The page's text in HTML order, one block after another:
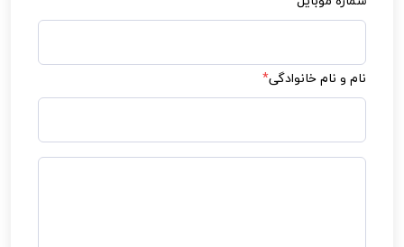
نام و نام خانوادگی*